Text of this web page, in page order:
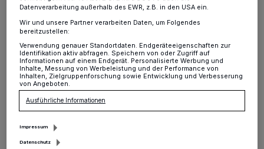
Meerbusch·Der Freizeittreff 55plus Meerbusch
präsentiert ein buntes Herbstfest mit Schlagerspaß für
die Generation 55plus. Es findet am Samstag, 25.
Oktober, von 16 bis 20 Uhr in der Gaststätte „Zur Alten
Post", Dorfstraße 4 in Büderich, statt.
Datenverarbeitung außerhalb des EWR, z.B. in den USA ein.
Wir und unsere Partner verarbeiten Daten, um Folgendes
bereitzustellen:
Verwendung genauer Standortdaten. Endgeräteeigenschaften zur
Identifikation aktiv abfragen. Speichern von oder Zugriff auf
Informationen auf einem Endgerät. Personalisierte Werbung und
Inhalte, Messung von Werbeleistung und der Performance von
Inhalten, Zielgruppenforschung sowie Entwicklung und Verbesserung
von Angeboten.
Ausführliche Informationen
Impressum
Datenschutz